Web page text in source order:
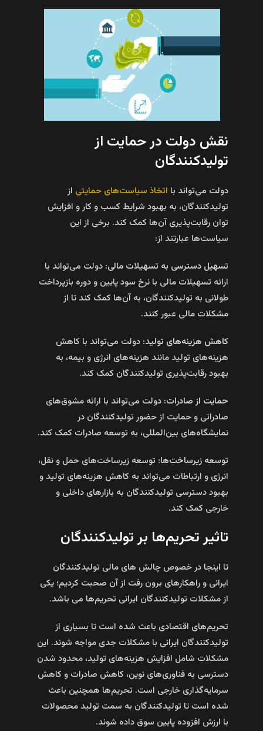
نقش دولت در حمایت از
تولیدکنندگان
دولت می‌تواند با اتخاذ سیاست‌های حمایتی از
تولیدکنندگان، به بهبود شرایط کسب و کار و افزایش
توان رقابت‌پذیری آن‌ها کمک کند. برخی از این
سیاست‌ها عبارتند از:
تسهیل دسترسی به تسهیلات مالی: دولت می‌تواند با
ارائه تسهیلات مالی با نرخ سود پایین و دوره بازپرداخت
طولانی به تولیدکنندگان، به آن‌ها کمک کند تا از
مشکلات مالی عبور کنند.
کاهش هزینه‌های تولید: دولت می‌تواند با کاهش
هزینه‌های تولید مانند هزینه‌های انرژی و بیمه، به
بهبود رقابت‌پذیری تولیدکنندگان کمک کند.
حمایت از صادرات: دولت می‌تواند با ارائه مشوق‌های
صادراتی و حمایت از حضور تولیدکنندگان در
نمایشگاه‌های بین‌المللی، به توسعه صادرات کمک کند.
توسعه زیرساخت‌ها: توسعه زیرساخت‌های حمل و نقل،
انرژی و ارتباطات می‌تواند به کاهش هزینه‌های تولید و
بهبود دسترسی تولیدکنندگان به بازارهای داخلی و
خارجی کمک کند.
تاثیر تحریم‌ها بر تولیدکنندگان
تا اینجا در خصوص چالش‌ های مالی تولیدکنندگان
ایرانی و راهکارهای برون‌ رفت از آن صحبت کردیم؛ یکی
از مشکلات تولیدکنندگان ایرانی تحریم‌ها می باشد.
تحریم‌های اقتصادی باعث شده است تا بسیاری از
تولیدکنندگان ایرانی با مشکلات جدی مواجه شوند. این
مشکلات شامل افزایش هزینه‌های تولید، محدود شدن
دسترسی به فناوری‌های نوین، کاهش صادرات و کاهش
سرمایه‌گذاری خارجی است. تحریم‌ها همچنین باعث
شده است تا تولیدکنندگان به سمت تولید محصولات
با ارزش افزوده پایین سوق داده شوند.